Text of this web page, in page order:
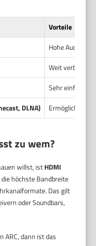
Vorteile
Hohe
Weit verbreitet.
Sehr einfach
DLNA)
Ermöglicht
zu wem?
willst, istHDMI
höchste Bandbreite
Das gilt
oder Soundbars,
ARC, dann ist das